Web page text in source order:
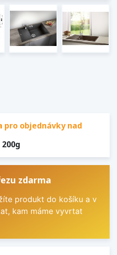
pro objednávky nad
zdarma
produkt do košíku a v
kam máme vyvrtat